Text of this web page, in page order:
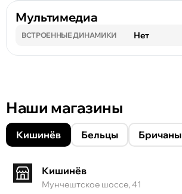
Мультимедиа
ВСТРОЕННЫЕ ДИНАМИКИ Нет
Наши магазины
Кишинёв Бельцы Бричаны
Кишинёв
Мунчештское шоссе, 41